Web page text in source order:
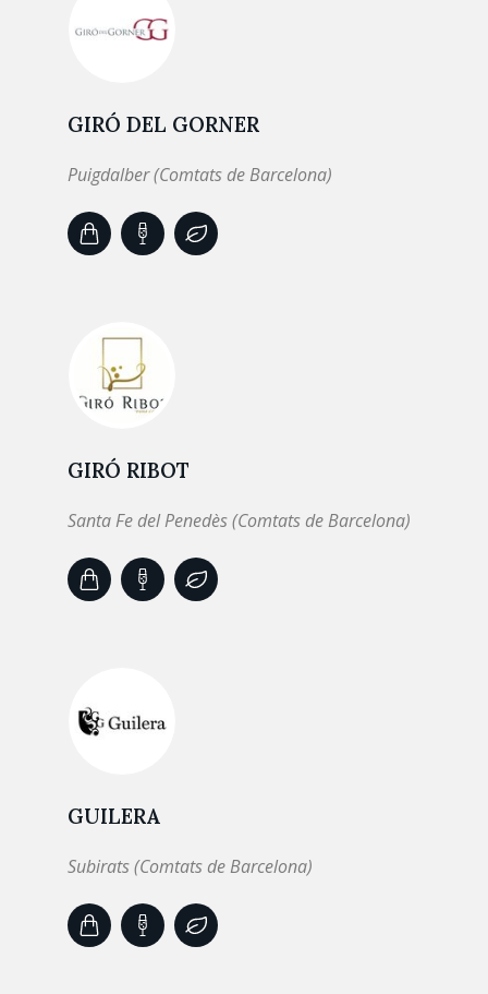
GIRÓ DEL GORNER
Puigdalber (Comtats de Barcelona)
GIRÓ RIBOT
Santa Fe del Penedès (Comtats de Barcelona)
GUILERA
Subirats (Comtats de Barcelona)